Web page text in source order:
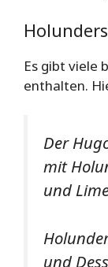
Es gibt viele
enthalten.
Der
mit
und
und